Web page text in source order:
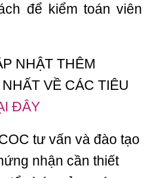
để kiểm toán viên
NHẬT THÊM
VỀ CÁC TIÊU
ĐÂY
tư vấn và đào tạo
nhận cần thiết